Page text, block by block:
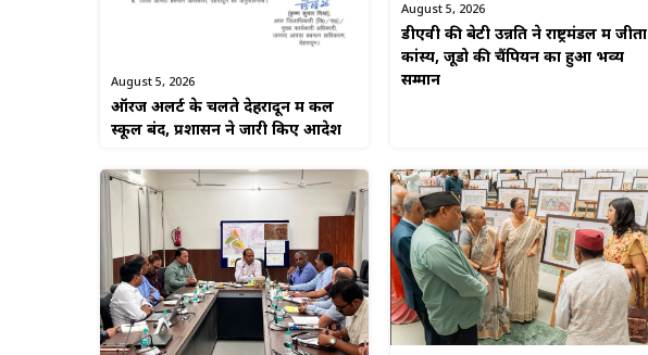
August 5, 2026
ऑरेंज अलर्ट के चलते देहरादून में कल
स्कूल बंद, प्रशासन ने जारी किए आदेश
August 5, 2026
डीएवी की बेटी उन्नति ने राष्ट्रमंडल में जीता
कांस्य, जूडो की चैंपियन का हुआ भव्य
सम्मान